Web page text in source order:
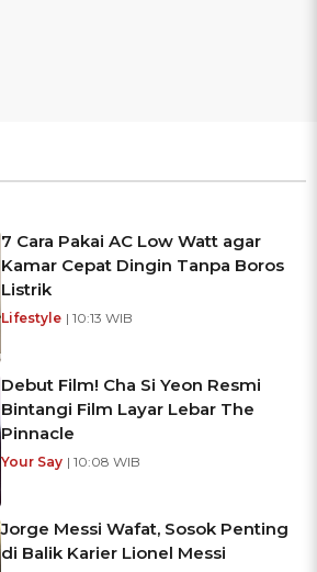
7 Cara Pakai AC Low Watt agar
Kamar Cepat Dingin Tanpa Boros
Listrik
Lifestyle | 10:13 WIB
Debut Film! Cha Si Yeon Resmi
Bintangi Film Layar Lebar The
Pinnacle
Your Say | 10:08 WIB
Jorge Messi Wafat, Sosok Penting
di Balik Karier Lionel Messi